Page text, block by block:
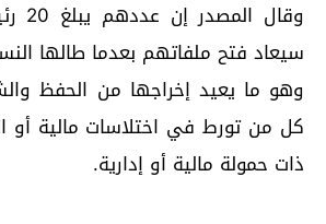
سيعاد فتح ملفاتهم بعدما طالها
وهو ما يعيد إخراجها من الحفظ
كل من تورط في اختلاسات مالية أو
ذات حمولة مالية أو إدارية.